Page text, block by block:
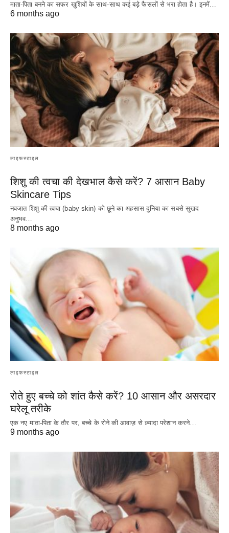
माता-पिता बनने का सफर खुशियों के साथ-साथ कई बड़े फैसलों से भरा होता है। इनमें…
6 months ago
लाइफस्टाइल
शिशु की त्वचा की देखभाल कैसे करें? 7 आसान Baby
Skincare Tips
नवजात शिशु की त्वचा (baby skin) को छूने का अहसास दुनिया का सबसे सुखद
अनुभव…
8 months ago
लाइफस्टाइल
रोते हुए बच्चे को शांत कैसे करें? 10 आसान और असरदार
घरेलू तरीके
एक नए माता-पिता के तौर पर, बच्चे के रोने की आवाज़ से ज़्यादा परेशान करने…
9 months ago